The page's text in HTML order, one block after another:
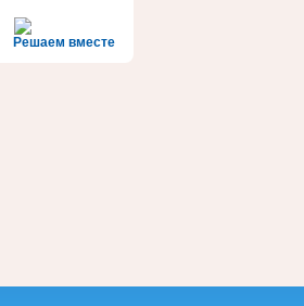
Решаем вместе